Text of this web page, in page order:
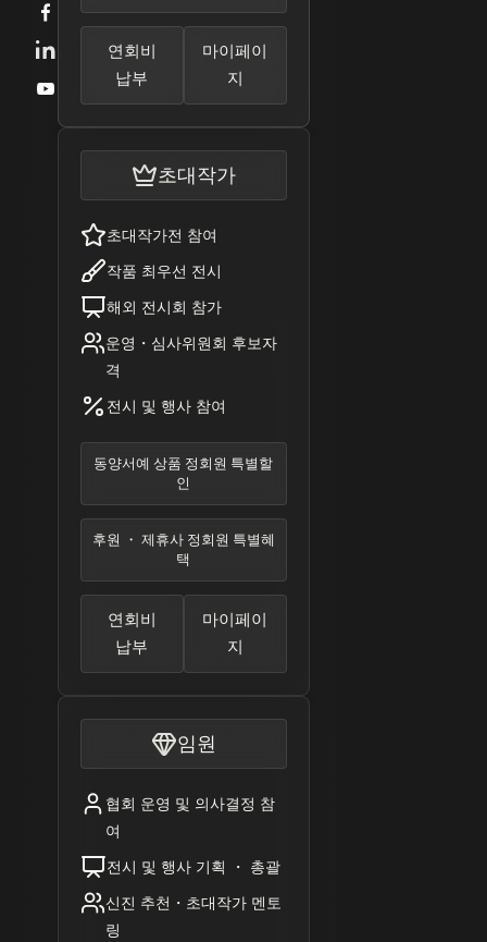
연회비
납부
마이페이
지
초대작가
초대작가전 참여
작품 최우선 전시
해외 전시회 참가
운영・심사위원회 후보자
격
전시 및 행사 참여
동양서예 상품 정회원 특별할
인
후원 ・ 제휴사 정회원 특별혜
택
연회비
납부
마이페이
지
임원
협회 운영 및 의사결정 참
여
전시 및 행사 기획 ・ 총괄
신진 추천・초대작가 멘토
링

